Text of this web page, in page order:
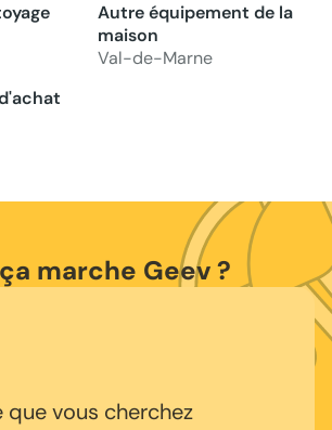
Autre équipement de la
maison
Val-de-Marne
marche Geev ?
que vous cherchez